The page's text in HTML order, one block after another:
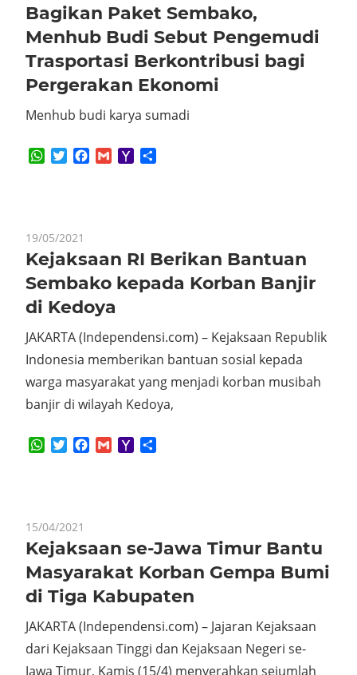
Bagikan Paket Sembako,
Menhub Budi Sebut Pengemudi
Trasportasi Berkontribusi bagi
Pergerakan Ekonomi
Menhub budi karya sumadi
WhatsApp
TwitterFacebook
GmailYahoo
19/05/2021
Kejaksaan RI Berikan Bantuan
Sembako kepada Korban Banjir
di Kedoya
JAKARTA (Independensi.com) – Kejaksaan Republik
Indonesia memberikan bantuan sosial kepada
warga masyarakat yang menjadi korban musibah
banjir di wilayah Kedoya,
WhatsApp
TwitterFacebook
GmailYahoo
15/04/2021
Kejaksaan se-Jawa Timur Bantu
Masyarakat Korban Gempa Bumi
di Tiga Kabupaten
JAKARTA (Independensi.com) – Jajaran Kejaksaan
dari Kejaksaan Tinggi dan Kejaksaan Negeri se-
Jawa Timur, Kamis (15/4) menyerahkan sejumlah